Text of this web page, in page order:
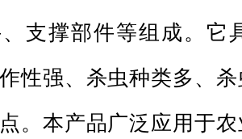
支撑部件等组成。它
性强、杀虫种类多、
。本产品广泛应用于